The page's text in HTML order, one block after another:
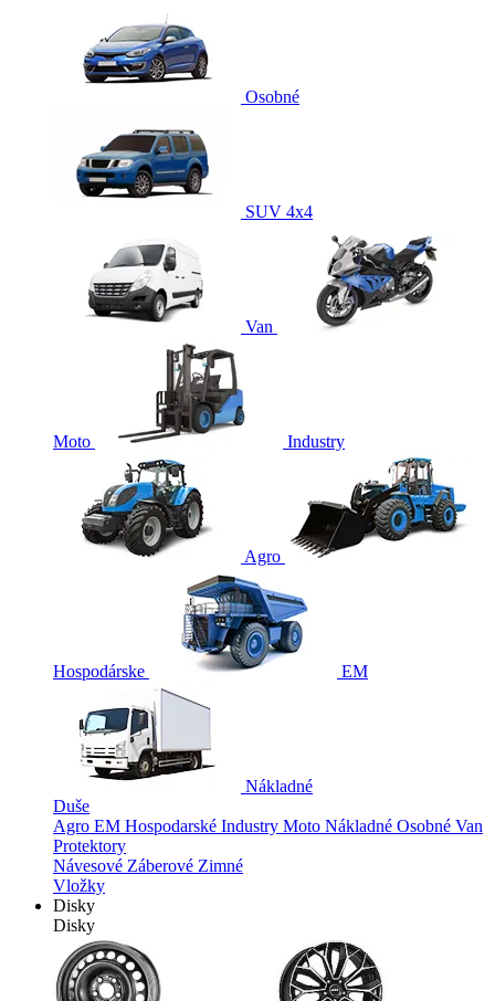
Osobné
SUV 4x4
Van
Moto Industry
Agro
Hospodárske EM
Nákladné
Duše
Agro EM Hospodarské Industry Moto Nákladné Osobné Van
Protektory
Návesové Záberové Zimné
Vložky
Disky
Disky